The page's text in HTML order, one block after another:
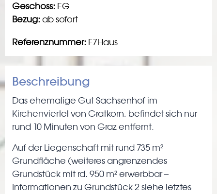
Geschoss: EG
Bezug: ab sofort
Referenznummer: F7Haus
Beschreibung
Das ehemalige Gut Sachsenhof im
Kirchenviertel von Gratkorn, befindet sich nur
rund 10 Minuten von Graz entfernt.
Auf der Liegenschaft mit rund 735 m²
Grundfläche (weiteres angrenzendes
Grundstück mit rd. 950 m² erwerbbar –
Informationen zu Grundstück 2 siehe letztes